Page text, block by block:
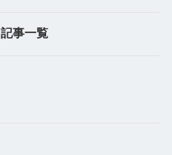
記事一覧